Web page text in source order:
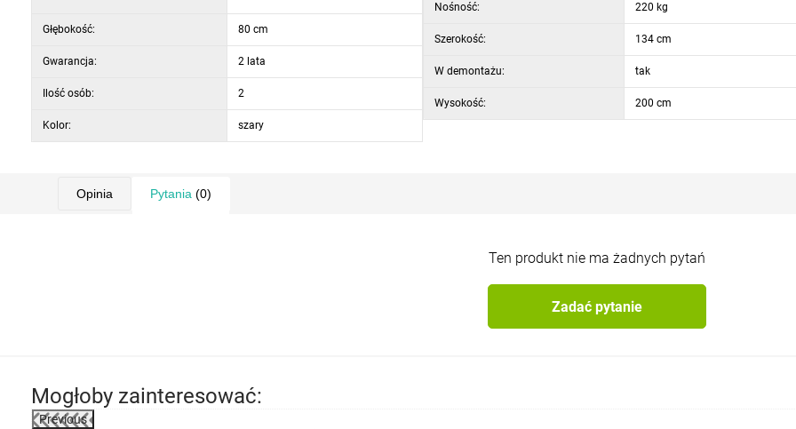
Głębokość: 80 cm
Gwarancja: 2 lata
Ilość osób: 2
Kolor: szary
Nośność: 220 kg
Szerokość: 134 cm
W demontażu: tak
Wysokość: 200 cm
Opinia Pytania (0)
Ten produkt nie ma żadnych pytań
Zadać pytanie
Mogłoby zainteresować:
Previous